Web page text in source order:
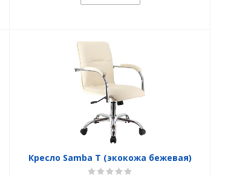
Кресло Samba T (экокожа бежевая)